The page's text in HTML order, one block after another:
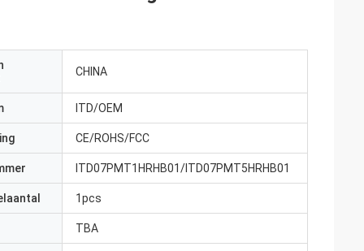
CHINA
ITD/OEM
CE/ROHS/FCC
ITD07PMT1HRHB01/ITD07PMT5HRHB01
1pcs
TBA